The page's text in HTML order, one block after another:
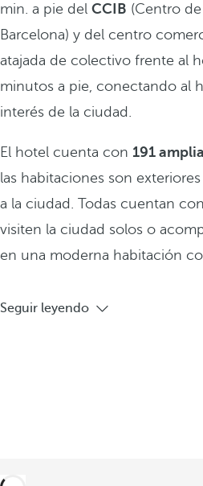
min. a pie del CCIB (Centro
Barcelona) y del centro
atajada de colectivo frente al
minutos a pie, conectando al
interés de la ciudad.
El hotel cuenta con 191
las habitaciones son
a la ciudad. Todas cuentan
visiten la ciudad solos o
en una moderna habitación
Seguir leyendo